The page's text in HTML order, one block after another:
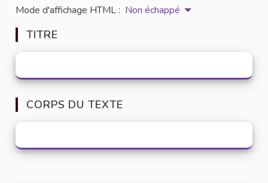
Mode d'affichage HTML : Non échappé
TITRE
CORPS DU TEXTE